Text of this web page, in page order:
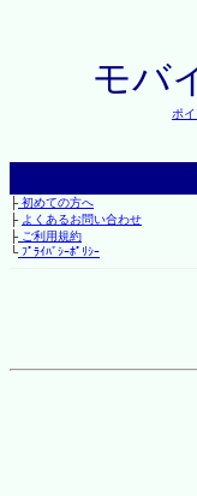
モバ
ポ
├初めての方へ
├ よくあるお問い合わせ
├ご利用規約
└ﾌﾟﾗｲﾊﾞｼｰﾎﾟﾘｼｰ